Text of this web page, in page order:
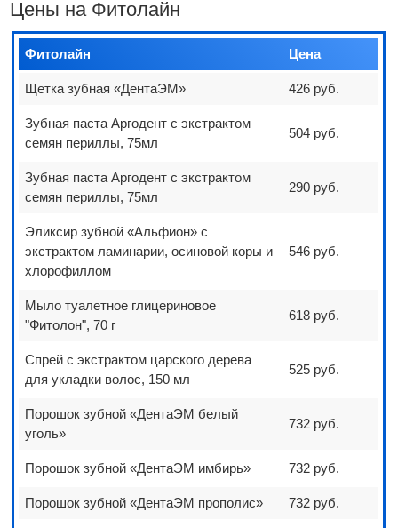
Цены на Фитолайн
Фитолайн Цена
Щетка зубная «ДентаЭМ» 426 руб.
Зубная паста Аргодент с экстрактом
семян периллы, 75мл
504 руб.
Зубная паста Аргодент с экстрактом
семян периллы, 75мл
290 руб.
Эликсир зубной «Альфион» с
экстрактом ламинарии, осиновой коры и
хлорофиллом
546 руб.
Мыло туалетное глицериновое
"Фитолон", 70 г
618 руб.
Спрей с экстрактом царского дерева
для укладки волос, 150 мл
525 руб.
Порошок зубной «ДентаЭМ белый
уголь»
732 руб.
Порошок зубной «ДентаЭМ имбирь» 732 руб.
Порошок зубной «ДентаЭМ прополис» 732 руб.